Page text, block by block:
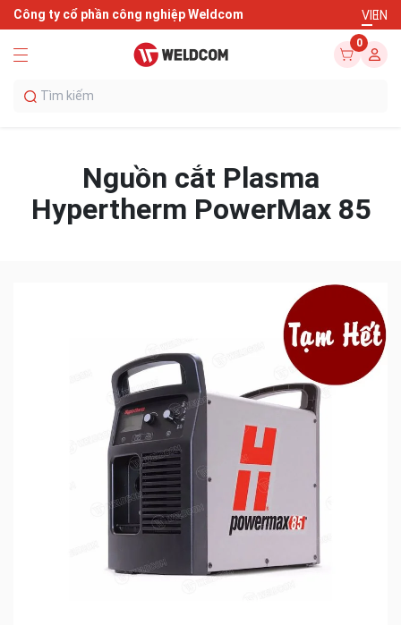
Công ty cổ phần công nghiệp Weldcom VIEN
0
Nguồn cắt Plasma
Hypertherm PowerMax 85